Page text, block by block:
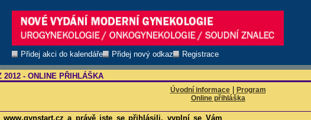
Přidej akci do kalendáře
Přidej nový odkaz Registrace
2012 - ONLINE PŘIHLÁŠKA
Úvodní informace|
Program
Online přihláška
a právě jste se přihlásili, vyplní se Vám